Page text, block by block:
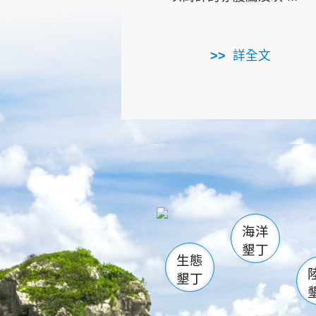
詳全文
龜山 海生館
恆春
龍鑾潭自
瓊麻館
關山
白砂
生態
墾丁
海洋
墾丁